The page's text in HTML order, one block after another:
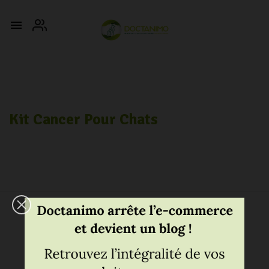

Kit Cancer Pour Chats